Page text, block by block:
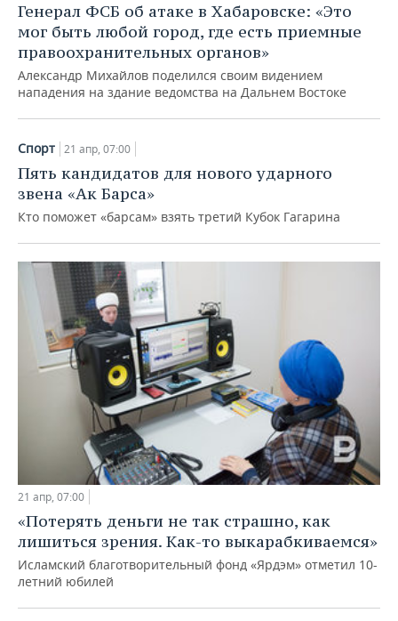
Генерал ФСБ об атаке в Хабаровске: «Это
мог быть любой город, где есть приемные
правоохранительных органов»
​Александр Михайлов поделился своим видением
нападения на здание ведомства на Дальнем Востоке
Спорт 21 апр, 07:00
Пять кандидатов для нового ударного
звена «Ак Барса»
Кто поможет «барсам» взять третий Кубок Гагарина
21 апр, 07:00
«Потерять деньги не так страшно, как
лишиться зрения. Как-то выкарабкиваемся»
Исламский благотворительный фонд «Ярдэм» отметил 10-
летний юбилей